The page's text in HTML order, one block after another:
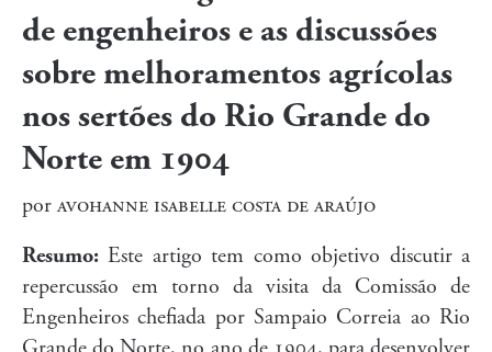
de engenheiros e as discussões
sobre melhoramentos agrícolas
nos sertões do Rio Grande do
Norte em 1904
por avohanne isabelle costa de araújo
Resumo: Este artigo tem como objetivo discutir a
repercussão em torno da visita da Comissão de
Engenheiros chefiada por Sampaio Correia ao Rio